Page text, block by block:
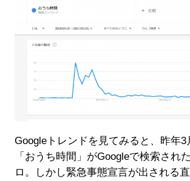
Googleトレンドを見てみると、昨年3
「おうち時間」がGoogleで検索され
ロ。しかし緊急事態宣言が出される